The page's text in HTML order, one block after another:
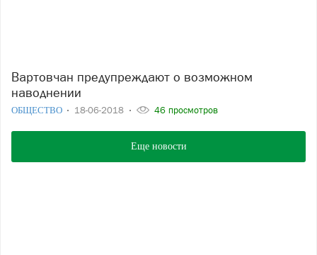
Вартовчан предупреждают о возможном
наводнении
ОБЩЕСТВО 18-06-2018 46 просмотров
Еще новости